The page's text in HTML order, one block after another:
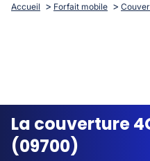
Box internet
Streaming
Accueil Forfait mobile
La couverture
(09700)